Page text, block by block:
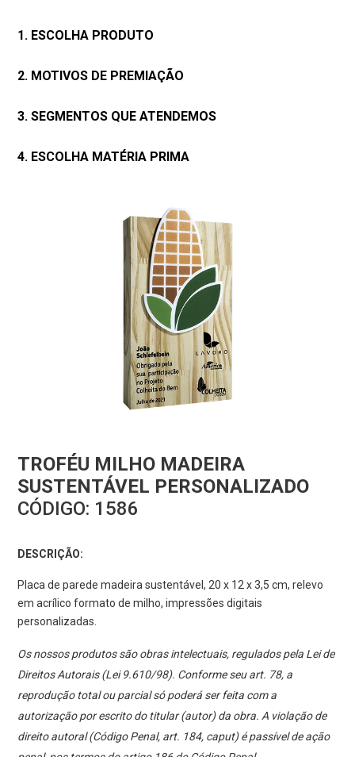
1. ESCOLHA PRODUTO
2. MOTIVOS DE PREMIAÇÃO
3. SEGMENTOS QUE ATENDEMOS
4. ESCOLHA MATÉRIA PRIMA
TROFÉU MILHO MADEIRA
SUSTENTÁVEL PERSONALIZADO
CÓDIGO: 1586
DESCRIÇÃO:
Placa de parede madeira sustentável, 20 x 12 x 3,5 cm, relevo
em acrílico formato de milho, impressões digitais
personalizadas.
Os nossos produtos são obras intelectuais, regulados pela Lei de
Direitos Autorais (Lei 9.610/98). Conforme seu art. 78, a
reprodução total ou parcial só poderá ser feita com a
autorização por escrito do titular (autor) da obra. A violação de
direito autoral (Código Penal, art. 184, caput) é passível de ação